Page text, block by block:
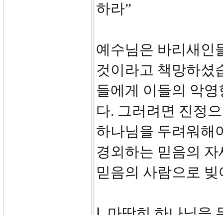
하라”
예수님은 바리새인
것이라고 책망하셨
들에게 이들의 악
다. 그러려면 진정
하나님을 두려워해
경외하는 믿음의
믿음의 사람으로